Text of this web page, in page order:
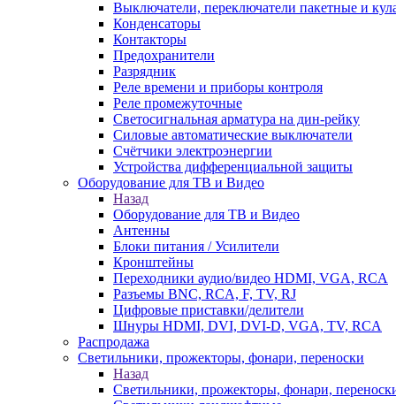
Выключатели, переключатели пакетные и
Конденсаторы
Контакторы
Предохранители
Разрядник
Реле времени и приборы контроля
Реле промежуточные
Светосигнальная арматура на дин-рейку
Силовые автоматические выключатели
Счётчики электроэнергии
Устройства дифференциальной защиты
Оборудование для ТВ и Видео
Назад
Оборудование для ТВ и Видео
Антенны
Блоки питания / Усилители
Кронштейны
Переходники аудио/видео HDMI, VGA, RCA
Разъемы BNС, RCA, F, TV, RJ
Цифровые приставки/делители
Шнуры HDMI, DVI, DVI-D, VGA, TV, RCA
Распродажа
Светильники, прожекторы, фонари, переноски
Назад
Светильники, прожекторы, фонари,